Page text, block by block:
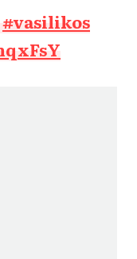
#vasilikos